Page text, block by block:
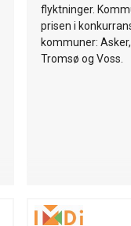
flyktninger.
prisen i
kommuner:
Tromsø og Voss.